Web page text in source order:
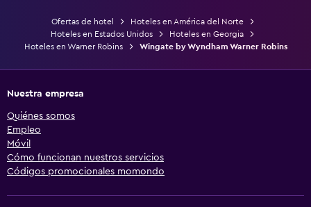
Ofertas de hotel
Hoteles en América del Norte
Hoteles en Estados Unidos
Hoteles en Georgia
Hoteles en Warner Robins
Wingate by Wyndham Warner Robins
Nuestra empresa
Quiénes somos
Empleo
Móvil
Cómo funcionan nuestros servicios
Códigos promocionales momondo